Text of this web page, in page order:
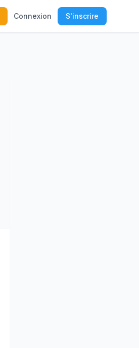
Connexion S'inscrire